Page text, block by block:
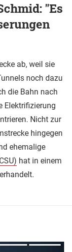
"Es
ab, weil sie
noch dazu
die Bahn nach
Elektrifizierung
Nicht zur
hingegen
ehemalige
hat in einem